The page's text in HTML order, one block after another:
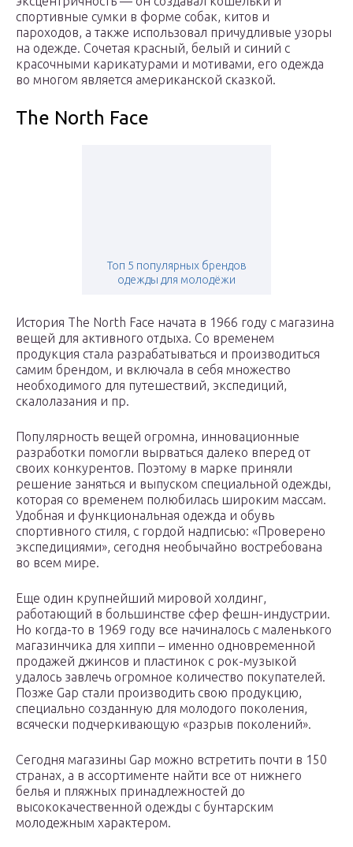
спортивные сумки в форме собак, китов и
пароходов, а также использовал причудливые узоры
на одежде. Сочетая красный, белый и синий с
красочными карикатурами и мотивами, его одежда
во многом является американской сказкой.
The North Face
Топ 5 популярных брендов
одежды для молодёжи
История The North Face начата в 1966 году с магазина
вещей для активного отдыха. Со временем
продукция стала разрабатываться и производиться
самим брендом, и включала в себя множество
необходимого для путешествий, экспедиций,
скалолазания и пр.
Популярность вещей огромна, инновационные
разработки помогли вырваться далеко вперед от
своих конкурентов. Поэтому в марке приняли
решение заняться и выпуском специальной одежды,
которая со временем полюбилась широким массам.
Удобная и функциональная одежда и обувь
спортивного стиля, с гордой надписью: «Проверено
экспедициями», сегодня необычайно востребована
во всем мире.
Еще один крупнейший мировой холдинг,
работающий в большинстве сфер фешн-индустрии.
Но когда-то в 1969 году все начиналось с маленького
магазинчика для хиппи – именно одновременной
продажей джинсов и пластинок с рок-музыкой
удалось завлечь огромное количество покупателей.
Позже Gap стали производить свою продукцию,
специально созданную для молодого поколения,
всячески подчеркивающую «разрыв поколений».
Сегодня магазины Gap можно встретить почти в 150
странах, а в ассортименте найти все от нижнего
белья и пляжных принадлежностей до
высококачественной одежды с бунтарским
молодежным характером.